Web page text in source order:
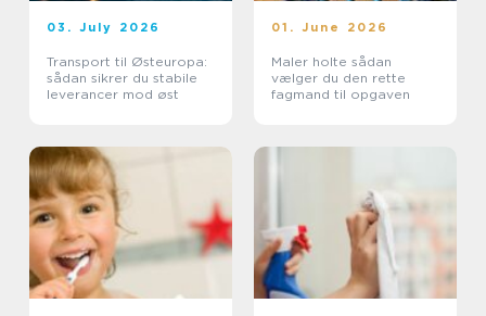
03. July 2026
Transport til Østeuropa:
sådan sikrer du stabile
leverancer mod øst
01. June 2026
Maler holte sådan
vælger du den rette
fagmand til opgaven